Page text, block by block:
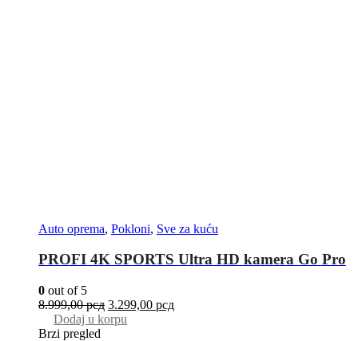
Auto oprema, Pokloni, Sve za kuću
PROFI 4K SPORTS Ultra HD kamera Go Pro
0 out of 5
8.999,00рсд 3.299,00 рсд
Dodaj u korpu
Brzi pregled